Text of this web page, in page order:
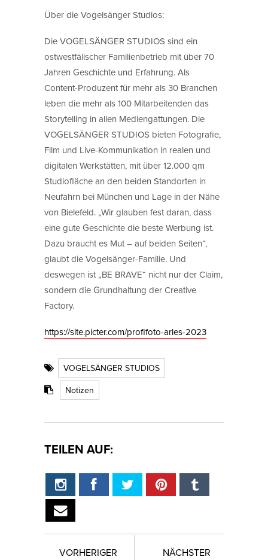
Über die Vogelsänger Studios:
Die VOGELSÄNGER STUDIOS sind ein
ostwestfälischer Familienbetrieb mit über 70
Jahren Geschichte und Erfahrung. Als
Content-Produzent für mehr als 30 Branchen
leben die mehr als 100 Mitarbeitenden das
Storytelling in allen Mediengattungen. Die
VOGELSÄNGER STUDIOS bieten Fotografie,
Film und Live-Kommunikation in realen und
digitalen Werkstätten, mit über 12.000 qm
Studiofläche an den beiden Standorten in
Neufahrn bei München und Lage in der Nähe
von Bielefeld. „Wir glauben fest daran, dass
eine gute Geschichte die beste Werbung ist.
Dazu braucht es Mut – auf beiden Seiten“,
glaubt die Vogelsänger-Familie. Und
deswegen ist „BE BRAVE“ nicht nur der Claim,
sondern die Grundhaltung der Creative
Factory.
https://site.picter.com/profifoto-arles-2023
VOGELSÄNGER STUDIOS
Notizen
TEILEN AUF:
VORHERIGER
NÄCHSTER